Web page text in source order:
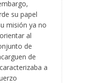
su papel
misión ya no
al
de
de
a